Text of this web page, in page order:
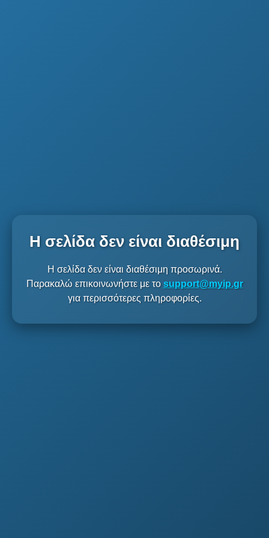
Η σελίδα δεν είναι διαθέσιμη
Η σελίδα δεν είναι διαθέσιμη προσωρινά.
Παρακαλώ επικοινωνήστε με το support@myip.gr
για περισσότερες πληροφορίες.